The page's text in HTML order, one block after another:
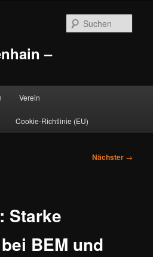
–
Verein
Cookie-Richtlinie (EU)
Nächster →
Starke
BEM und